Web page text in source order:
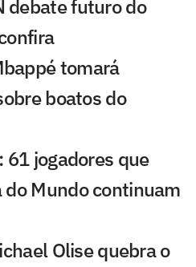
debate futuro do
tomará
boatos do
61 jogadores que
do Mundo continuam
Olise quebra o